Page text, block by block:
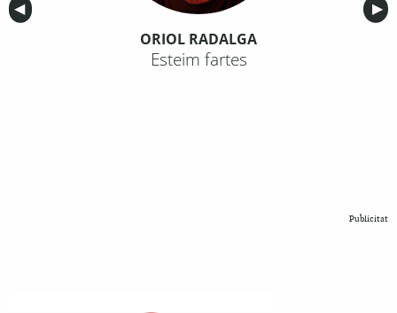
Anterior
◀︎ ▶︎
ORIOL RADALGA
Esteim fartes
Publicitat